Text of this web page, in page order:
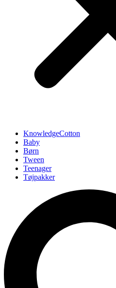
KnowledgeCotton
Baby
Børn
Tween
Teenager
Tøjpakker